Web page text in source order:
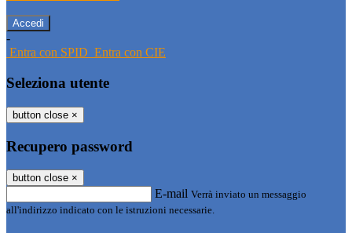
-
Entra con SPID Entra con CIE
Seleziona utente
button close ×
Recupero password
button close ×
E-mail Verrà inviato un messaggio
all'indirizzo indicato con le istruzioni necessarie.